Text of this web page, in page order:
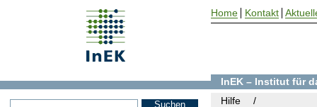
InEK – Institut für
Hilfe
Home Kontakt